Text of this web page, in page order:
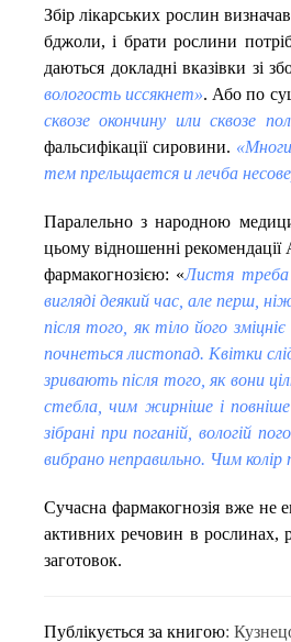
Збір лікарських рослин
бджоли, і брати рослини
даються докладні вказівки зі
вологость иссякнет». Або по
сквозе окончину или сквозе
фальсифікації сировини.
тем прельщается и лечба
Паралельно з народною
цьому відношенні
фармакогнозією: «Листя треба
вигляді деякий час, але перш,
після того, як тіло його
почнеться листопад. Квітки
зривають після того, як вони
стебла, чим жирніше і
зібрані при поганій, вологій
вибрано неправильно. Чим колір
Сучасна фармакогнозія вже не
активних речовин в рослинах,
заготовок.
Публікується за книгою: